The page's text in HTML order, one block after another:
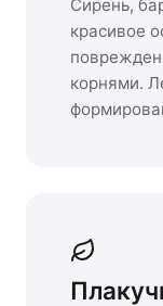
Сирень,
красивое
корнями.